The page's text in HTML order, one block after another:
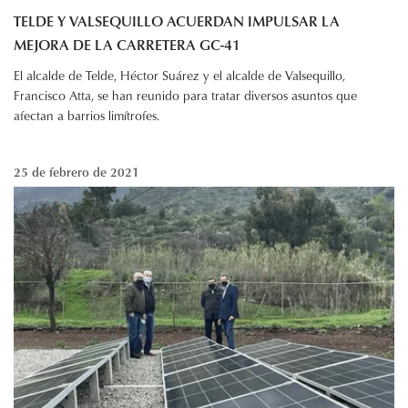
TELDE Y VALSEQUILLO ACUERDAN IMPULSAR LA
MEJORA DE LA CARRETERA GC-41
El alcalde de Telde, Héctor Suárez y el alcalde de Valsequillo,
Francisco Atta, se han reunido para tratar diversos asuntos que
afectan a barrios limítrofes.
25 de febrero de 2021